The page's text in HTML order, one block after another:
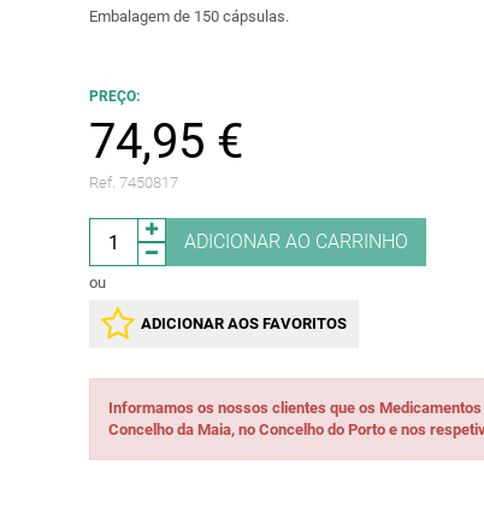
Embalagem de 150 cápsulas.
PREÇO:
74,95 €
Ref. 7450817
ADICIONAR AO CARRINHO
ou
ADICIONAR AOS FAVORITOS
Informamos os nossos clientes que os
Concelho da Maia, no Concelho do Porto e nos